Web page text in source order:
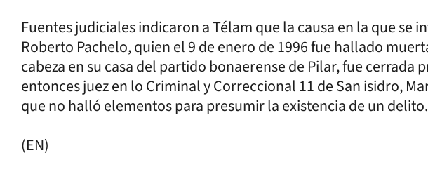
Fuentes judiciales indicaron a Télam que la causa en la que se
Roberto Pachelo, quien el 9 de enero de 1996 fue hallado
cabeza en su casa del partido bonaerense de Pilar, fue cerrada
entonces juez en lo Criminal y Correccional 11 de San isidro,
que no halló elementos para presumir la existencia de un delito.
(EN)